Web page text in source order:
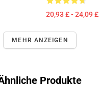
20,93 £ - 24,09 £
MEHR ANZEIGEN
Produkte